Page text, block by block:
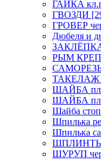
ГАЙКА
ГВОЗДИ
ГРОВЕР
Дюбеля и
РЫМ
ТАКЕЛАЖ
ШАЙБА
ШАЙБА
Шайба
Шпилька
Шпилька
ШПЛИНТЫ
ШУРУП